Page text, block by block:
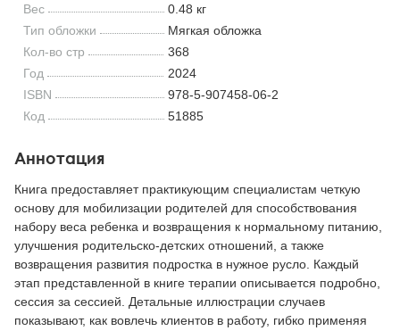
Вес
0.48 кг
Тип обложки
Мягкая обложка
Кол-во стр
368
Год
2024
ISBN
978-5-907458-06-2
Код
51885
Аннотация
Книга предоставляет практикующим специалистам четкую
основу для мобилизации родителей для способствования
набору веса ребенка и возвращения к нормальному питанию,
улучшения родительско-детских отношений, а также
возвращения развития подростка в нужное русло. Каждый
этап представленной в книге терапии описывается подробно,
сессия за сессией. Детальные иллюстрации случаев
показывают, как вовлечь клиентов в работу, гибко применяя